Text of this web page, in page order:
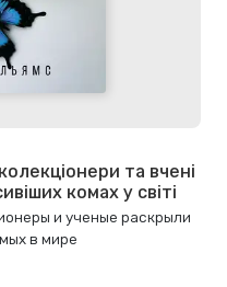
та вчені
комах у світі
и ученые раскрыли
в мире